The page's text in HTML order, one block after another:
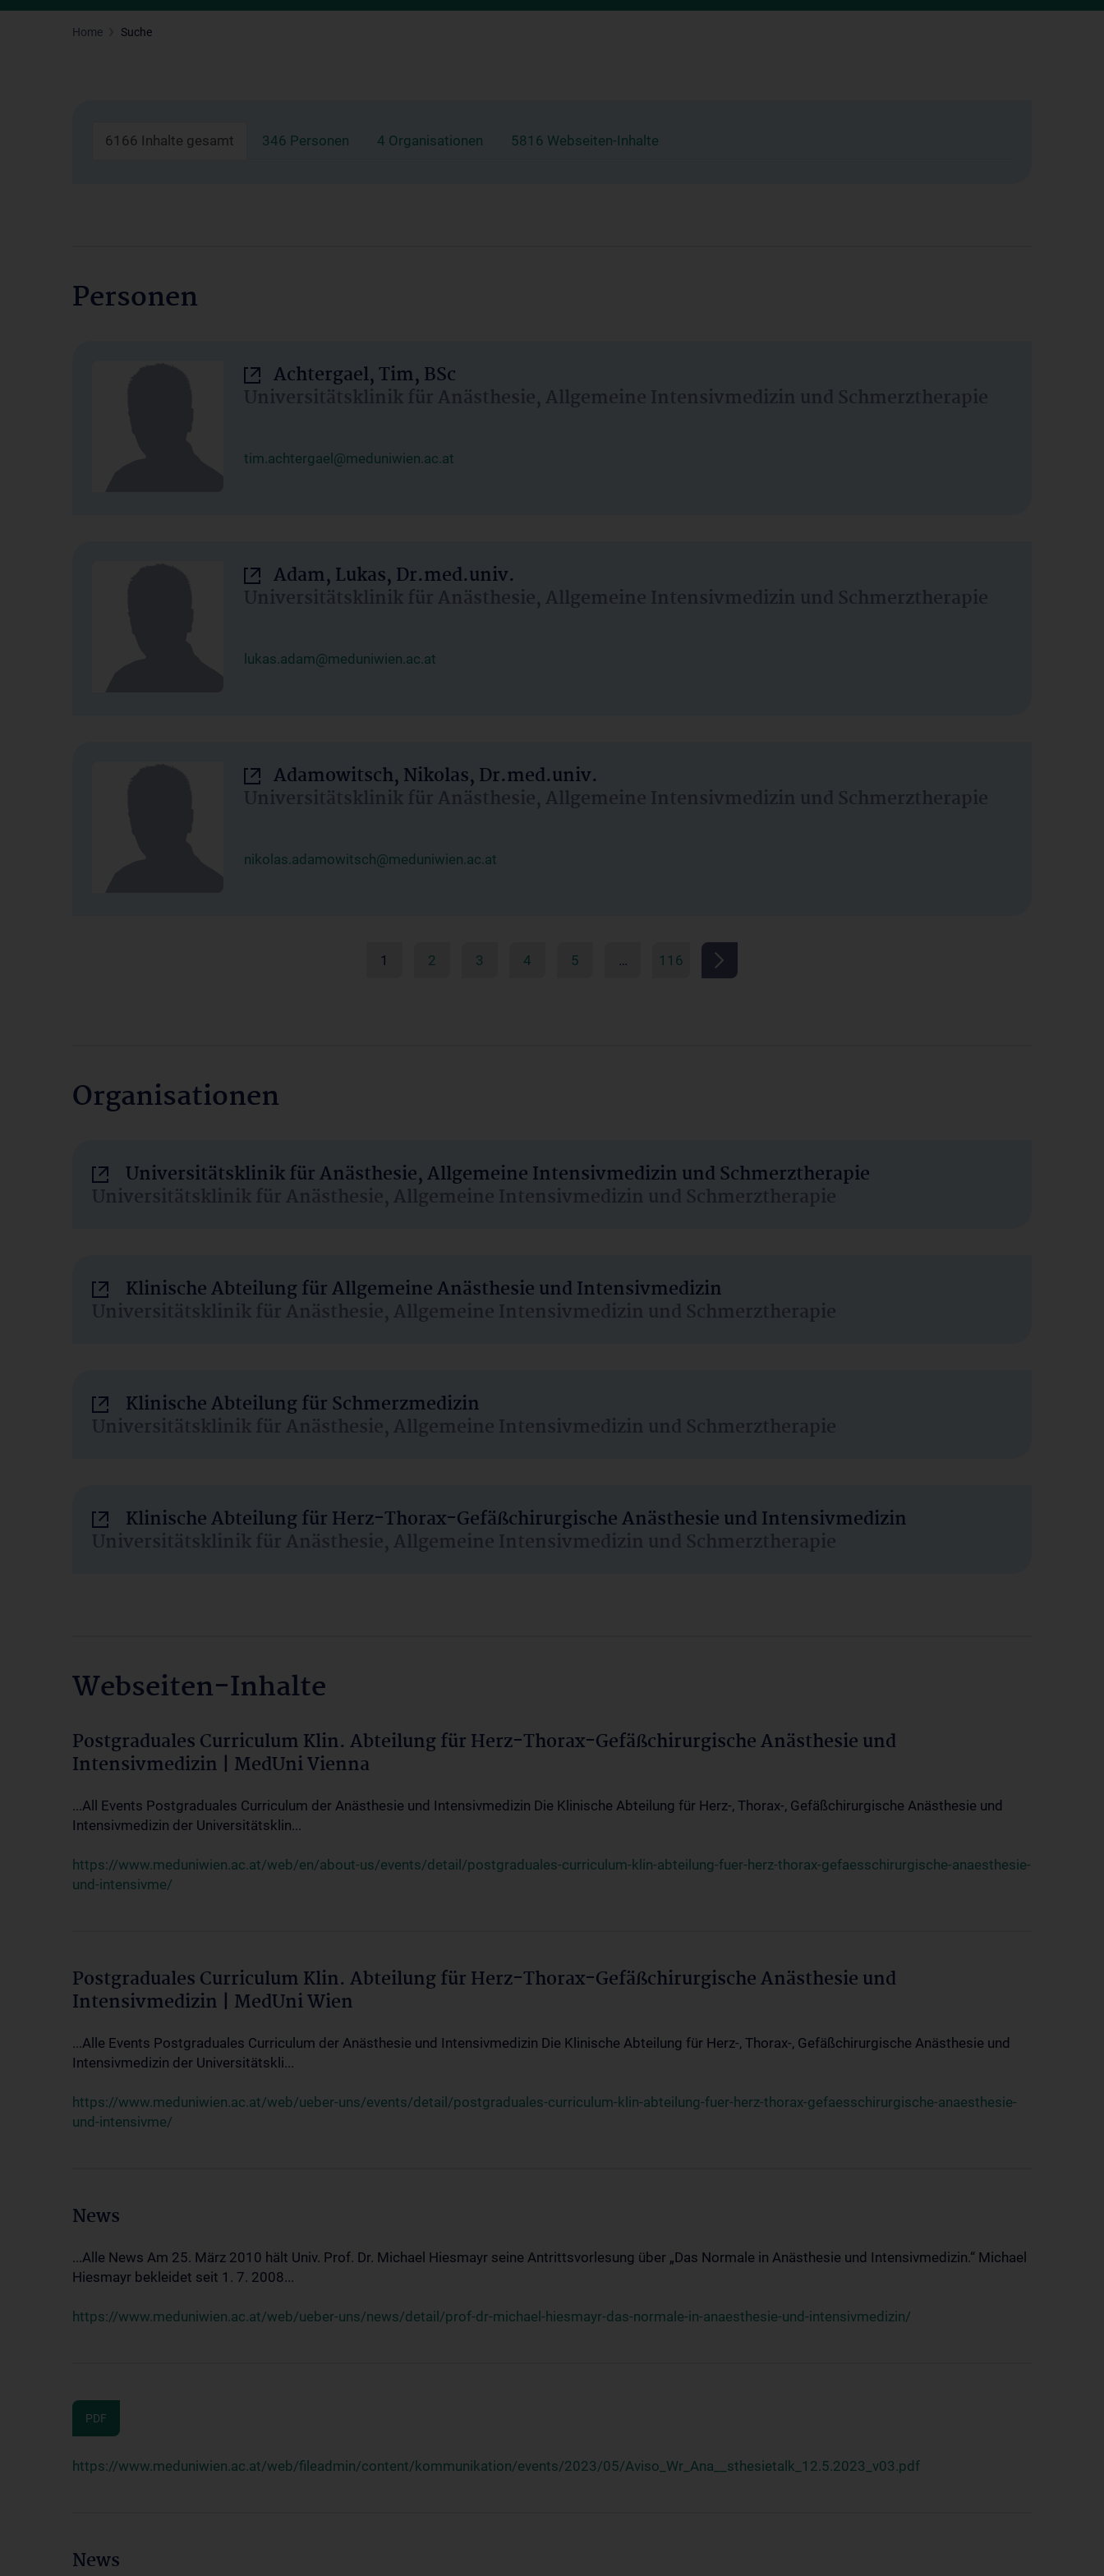
Home Suche
6166 Inhalte gesamt 346 Personen 4 Organisationen 5816 Webseiten-Inhalte
Personen
Achtergael, Tim, BSc
Universitätsklinik für Anästhesie, Allgemeine Intensivmedizin und Schmerztherapie
tim.achtergael@meduniwien.ac.at
Adam, Lukas, Dr.med.univ.
Universitätsklinik für Anästhesie, Allgemeine Intensivmedizin und Schmerztherapie
lukas.adam@meduniwien.ac.at
Adamowitsch, Nikolas, Dr.med.univ.
Universitätsklinik für Anästhesie, Allgemeine Intensivmedizin und Schmerztherapie
nikolas.adamowitsch@meduniwien.ac.at
1 2 3 4 5 … 116
Organisationen
Universitätsklinik für Anästhesie, Allgemeine Intensivmedizin und Schmerztherapie
Universitätsklinik für Anästhesie, Allgemeine Intensivmedizin und Schmerztherapie
Klinische Abteilung für Allgemeine Anästhesie und Intensivmedizin
Universitätsklinik für Anästhesie, Allgemeine Intensivmedizin und Schmerztherapie
Klinische Abteilung für Schmerzmedizin
Universitätsklinik für Anästhesie, Allgemeine Intensivmedizin und Schmerztherapie
Klinische Abteilung für Herz-Thorax-Gefäßchirurgische Anästhesie und Intensivmedizin
Universitätsklinik für Anästhesie, Allgemeine Intensivmedizin und Schmerztherapie
Webseiten-Inhalte
Postgraduales Curriculum Klin. Abteilung für Herz-Thorax-Gefäßchirurgische Anästhesie und
Intensivmedizin | MedUni Vienna
...All Events Postgraduales Curriculum der Anästhesie und Intensivmedizin Die Klinische Abteilung für Herz-, Thorax-, Gefäßchirurgische Anästhesie und
Intensivmedizin der Universitätsklin...
https://www.meduniwien.ac.at/web/en/about-us/events/detail/postgraduales-curriculum-klin-abteilung-fuer-herz-thorax-gefaesschirurgische-anaesthesie-
und-intensivme/
Postgraduales Curriculum Klin. Abteilung für Herz-Thorax-Gefäßchirurgische Anästhesie und
Intensivmedizin | MedUni Wien
...Alle Events Postgraduales Curriculum der Anästhesie und Intensivmedizin Die Klinische Abteilung für Herz-, Thorax-, Gefäßchirurgische Anästhesie und
Intensivmedizin der Universitätskli...
https://www.meduniwien.ac.at/web/ueber-uns/events/detail/postgraduales-curriculum-klin-abteilung-fuer-herz-thorax-gefaesschirurgische-anaesthesie-
und-intensivme/
News
...Alle News Am 25. März 2010 hält Univ. Prof. Dr. Michael Hiesmayr seine Antrittsvorlesung über „Das Normale in Anästhesie und Intensivmedizin.“ Michael
Hiesmayr bekleidet seit 1. 7. 2008...
https://www.meduniwien.ac.at/web/ueber-uns/news/detail/prof-dr-michael-hiesmayr-das-normale-in-anaesthesie-und-intensivmedizin/
PDF
https://www.meduniwien.ac.at/web/fileadmin/content/kommunikation/events/2023/05/Aviso_Wr_Ana__sthesietalk_12.5.2023_v03.pdf
News